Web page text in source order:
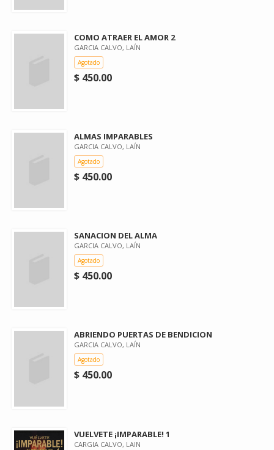
COMO ATRAER EL AMOR 2
GARCIA CALVO, LAÍN
Agotado
$ 450.00
ALMAS IMPARABLES
GARCIA CALVO, LAÍN
Agotado
$ 450.00
SANACION DEL ALMA
GARCIA CALVO, LAÍN
Agotado
$ 450.00
ABRIENDO PUERTAS DE BENDICION
GARCIA CALVO, LAÍN
Agotado
$ 450.00
VUELVETE ¡IMPARABLE! 1
CARGIA CALVO, LAIN